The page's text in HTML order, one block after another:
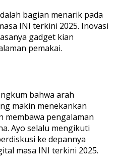
bagian menarik pada
INI terkini 2025. Inovasi
gadget kian
pemakai.
bahwa arah
makin menekankan
membawa pengalaman
Ayo selalu mengikuti
ke depannya
masa INI terkini 2025.